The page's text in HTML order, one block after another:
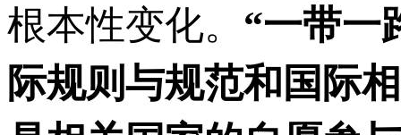
根本性变化。 “一带一
际规则与规范和国际